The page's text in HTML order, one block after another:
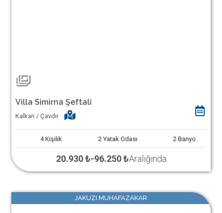
Villa Simirna Şeftali
Kalkan / Çavdır
4 Kişilik 2 Yatak Odası 2 Banyo
20.930 ₺-96.250 ₺Aralığında
JAKUZI MUHAFAZAKAR